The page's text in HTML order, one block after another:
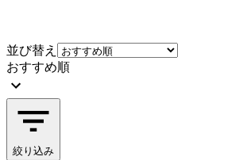
並び替え
おすすめ順
絞り込み